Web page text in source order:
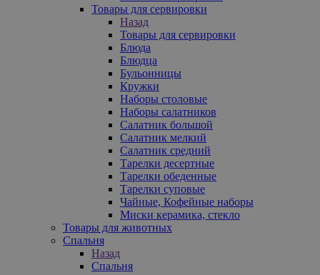
Товары для сервировки
Назад
Товары для сервировки
Блюда
Блюдца
Бульонницы
Кружки
Наборы столовые
Наборы салатников
Салатник большой
Салатник мелкий
Салатник средний
Тарелки десертные
Тарелки обеденные
Тарелки суповые
Чайные, Кофейные наборы
Миски керамика, стекло
Товары для животных
Спальня
Назад
Спальня